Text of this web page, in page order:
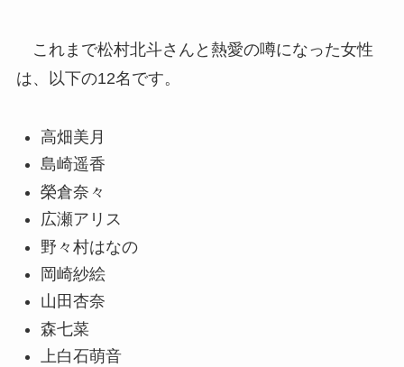
これまで松村北斗さんと熱愛の噂になった女性
は、以下の12名です。
高畑美月
島崎遥香
榮倉奈々
広瀬アリス
野々村はなの
岡崎紗絵
山田杏奈
森七菜
上白石萌音